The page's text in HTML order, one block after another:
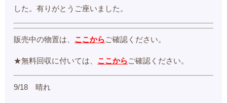
した。有りがとうご座いました。
販売中の物置は、 ここからご確認ください。
★無料回収に付いては、 ここからご確認ください。
9/18 晴れ